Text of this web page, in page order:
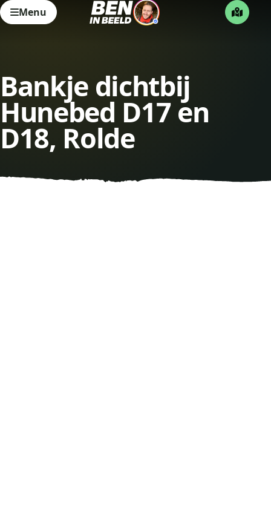
Menu
Bankje dichtbij
Hunebed D17 en
D18, Rolde